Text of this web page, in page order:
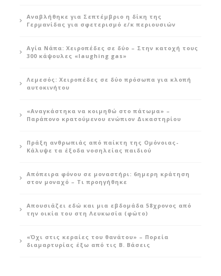
Αναβλήθηκε για Σεπτέμβριο η δίκη της
Γερμανίδας για σφετερισμό ε/κ περιουσιών
Αγία Νάπα: Χειροπέδες σε δύο – Στην κατοχή τους
300 κάψουλες «laughing gas»
Λεμεσός: Χειροπέδες σε δύο πρόσωπα για κλοπή
αυτοκινήτου
«Αναγκάστηκα να κοιμηθώ στο πάτωμα» –
Παράπονο κρατούμενου ενώπιον Δικαστηρίου
Πράξη ανθρωπιάς από παίκτη της Ομόνοιας-
Κάλυψε τα έξοδα νοσηλείας παιδιού
Απόπειρα φόνου σε μοναστήρι: 6ημερη κράτηση
στον μοναχό – Τι προηγήθηκε
Απουσιάζει εδώ και μια εβδομάδα 58χρονος από
την οικία του στη Λευκωσία (φώτο)
«Όχι στις κεραίες του θανάτου» – Πορεία
διαμαρτυρίας έξω από τις Β. Βάσεις